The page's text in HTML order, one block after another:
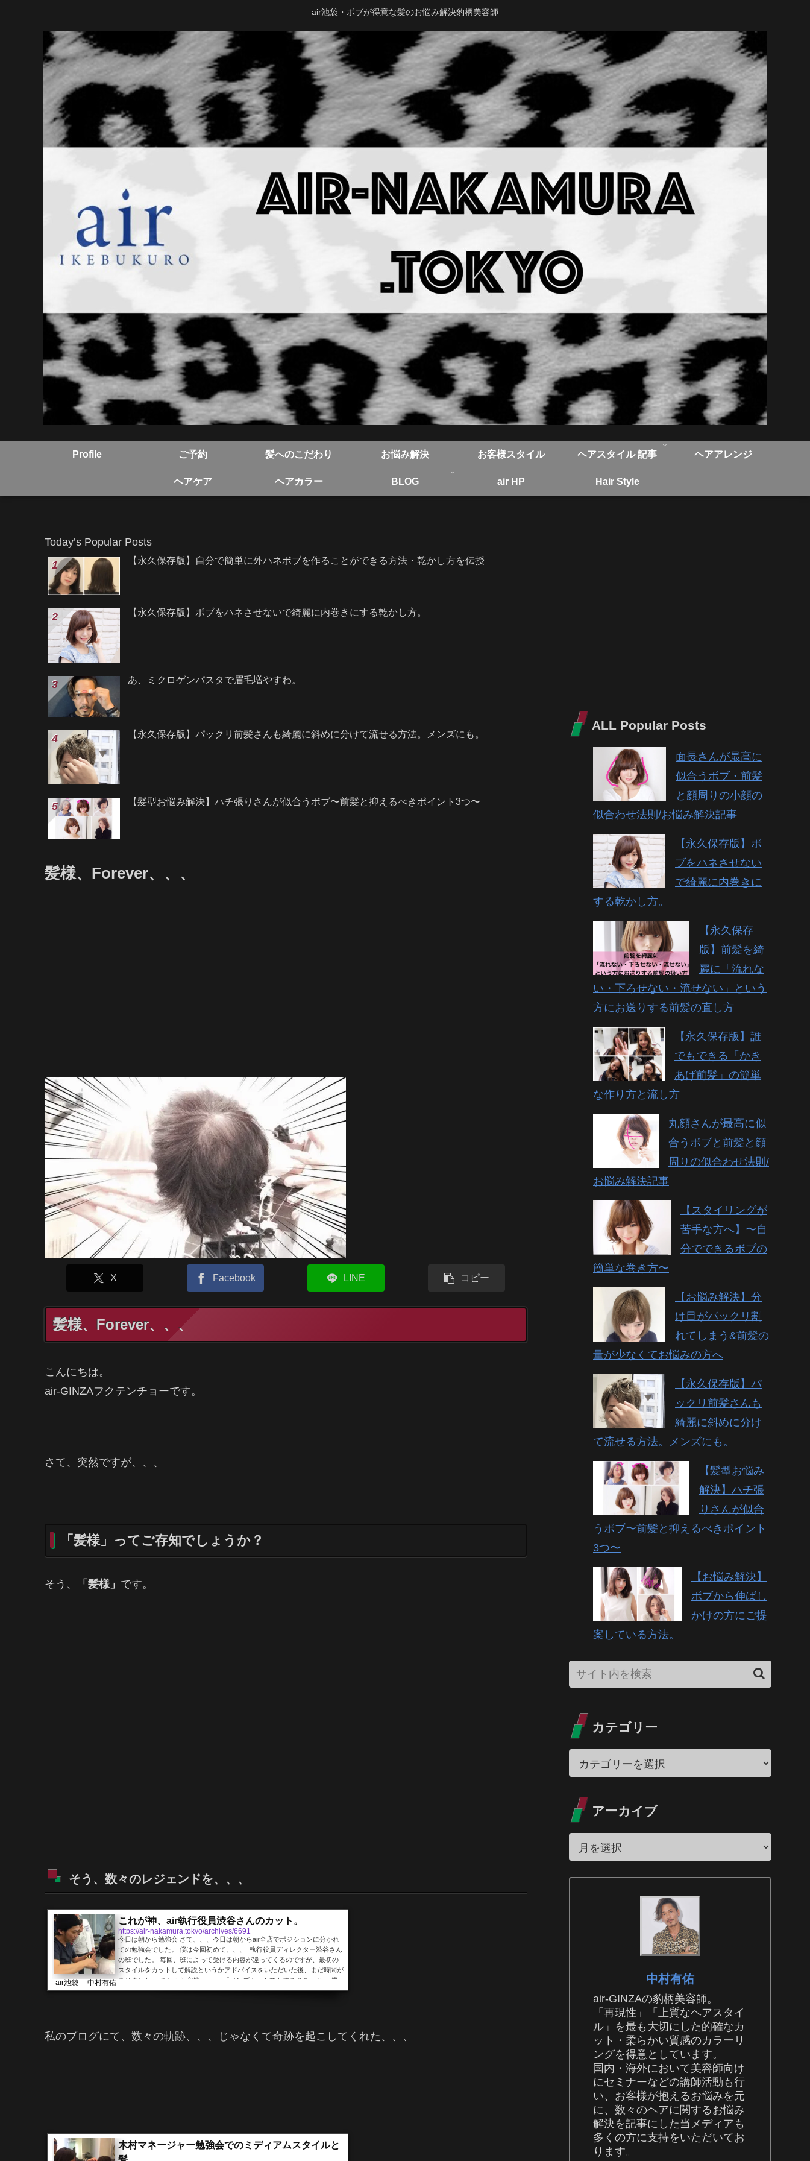
air池袋・ボブが得意な髪のお悩み解決豹柄美容師
Profile ご予約 髪へのこだわり お悩み解決 お客様スタイル ヘアスタイル 記事 ヘアアレンジ
ヘアケア ヘアカラー BLOG air HP Hair Style
Today’s Popular Posts
【永久保存版】自分で簡単に外ハネボブを作ることができる方法・乾かし方を伝授
【永久保存版】ボブをハネさせないで綺麗に内巻きにする乾かし方。
あ、ミクロゲンパスタで眉毛増やすわ。
【永久保存版】パックリ前髪さんも綺麗に斜めに分けて流せる方法。メンズにも。
【髪型お悩み解決】ハチ張りさんが似合うボブ〜前髪と抑えるべきポイント3つ〜
髪様、Forever、、、
X Facebook LINE コピー
髪様、Forever、、、
こんにちは。
air-GINZAフクテンチョーです。
さて、突然ですが、、、
「髪様」ってご存知でしょうか？
そう、 「髪様」 です。
そう、数々のレジェンドを、、、
これが神、air執行役員渋谷さんのカット。
https://air-nakamura.tokyo/archives/6691
今日は朝から勉強会 さて、、、今日は朝からair全店でポジションに分かれ
ての勉強会でした。 僕は今回初めて、、、 執行役員ディレクター渋谷さん
の班でした。 毎回、班によって受ける内容が違ってくるのですが、最初の
スタイルをカットして解説というかアドバイスをいただいた後、まだ時間が
ありました。 そしたら突然、、、 「メンズカットでもする？？」と。 僕
はメンズカットも大好きです。（´-`）.｡oO（よっしゃ。見せ場きたぜ。そ
air池袋 中村有佑
私のブログにて、数々の軌跡、、、じゃなくて奇跡を起こしてくれた、、、
木村マネージャー勉強会でのミディアムスタイルと
ALL Popular Posts
面長さんが最高に
似合うボブ・前髪
と顔周りの小顔の
似合わせ法則/お悩み解決記事
【永久保存版】ボ
ブをハネさせない
で綺麗に内巻きに
する乾かし方。
【永久保存
版】前髪を綺
麗に「流れな
い・下ろせない・流せない」という
方にお送りする前髪の直し方
【永久保存版】誰
でもできる「かき
あげ前髪」の簡単
な作り方と流し方
丸顔さんが最高に似
合うボブと前髪と顔
周りの似合わせ法則/
お悩み解決記事
【スタイリングが
苦手な方へ】〜自
分でできるボブの
簡単な巻き方〜
【お悩み解決】分
け目がパックリ割
れてしまう&前髪の
量が少なくてお悩みの方へ
【永久保存版】パ
ックリ前髪さんも
綺麗に斜めに分け
て流せる方法。メンズにも。
【髪型お悩み
解決】ハチ張
りさんが似合
うボブ〜前髪と抑えるべきポイント
3つ〜
【お悩み解決】
ボブから伸ばし
かけの方にご提
案している方法。
カテゴリー
アーカイブ
中村有佑
air-GINZAの豹柄美容師。
「再現性」「上質なヘアスタイ
ル」を最も大切にした的確なカ
ット・柔らかい質感のカラーリ
ングを得意としています。
国内・海外において美容師向け
にセミナーなどの講師活動も行
い、お客様が抱えるお悩みを元
に、数々のヘアに関するお悩み
解決を記事にした当メディアも
多くの方に支持をいただいてお
ります。